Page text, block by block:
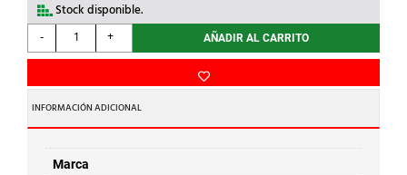
Stock disponible.
-
STANDARD
HIDRAULICA
REDUCCION
H-
H
240
Cu
+ AÑADIR AL CARRITO
INFORMACIÓN ADICIONAL
Marca